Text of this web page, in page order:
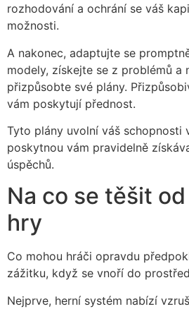
rozhodování a ochrání se váš
možnosti.
A nakonec, adaptujte se
modely, získejte se z problémů a
přizpůsobte své plány.
vám poskytují přednost.
Tyto plány uvolní váš schopnosti
poskytnou vám pravidelně
úspěchů.
Na co se těšit
hry
Co mohou hráči opravdu
zážitku, když se vnoří do
Nejprve, herní systém nabízí